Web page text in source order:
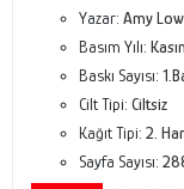
Yazar: Amy Low
Basım Yılı:
Baskı Sayısı:
Cilt Tipi: Ciltsiz
Kağıt Tipi: 2.
Sayfa Sayısı: